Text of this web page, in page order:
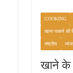
COOKING
खाना पकाने की
राष्ट्रीय
खाने के